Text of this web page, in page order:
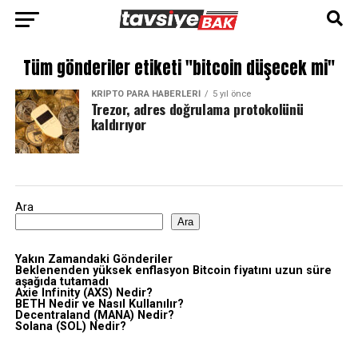
Tüm gönderiler etiketi "bitcoin düşecek mi"
KRIPTO PARA HABERLERI 5 yıl önce
Trezor, adres doğrulama protokolünü
kaldırıyor
Ara
Ara
Yakın Zamandaki Gönderiler
Beklenenden yüksek enflasyon Bitcoin fiyatını uzun süre
aşağıda tutamadı
Axie Infinity (AXS) Nedir?
BETH Nedir ve Nasıl Kullanılır?
Decentraland (MANA) Nedir?
Solana (SOL) Nedir?